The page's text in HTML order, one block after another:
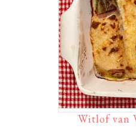
Witlof van